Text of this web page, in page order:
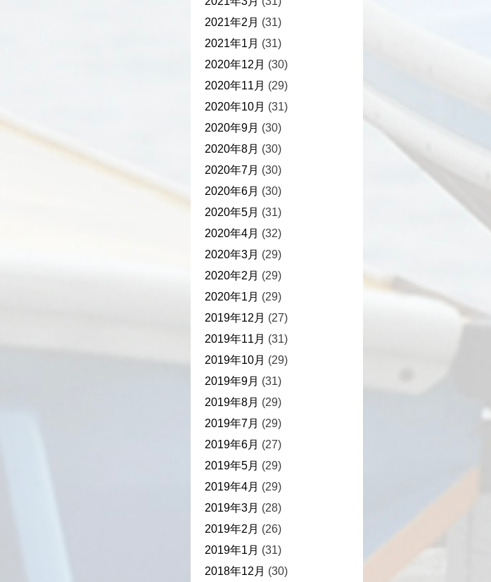
2021年2月 (31)
2021年1月 (31)
2020年12月 (30)
2020年11月 (29)
2020年10月 (31)
2020年9月 (30)
2020年8月 (30)
2020年7月 (30)
2020年6月 (30)
2020年5月 (31)
2020年4月 (32)
2020年3月 (29)
2020年2月 (29)
2020年1月 (29)
2019年12月 (27)
2019年11月 (31)
2019年10月 (29)
2019年9月 (31)
2019年8月 (29)
2019年7月 (29)
2019年6月 (27)
2019年5月 (29)
2019年4月 (29)
2019年3月 (28)
2019年2月 (26)
2019年1月 (31)
2018年12月 (30)